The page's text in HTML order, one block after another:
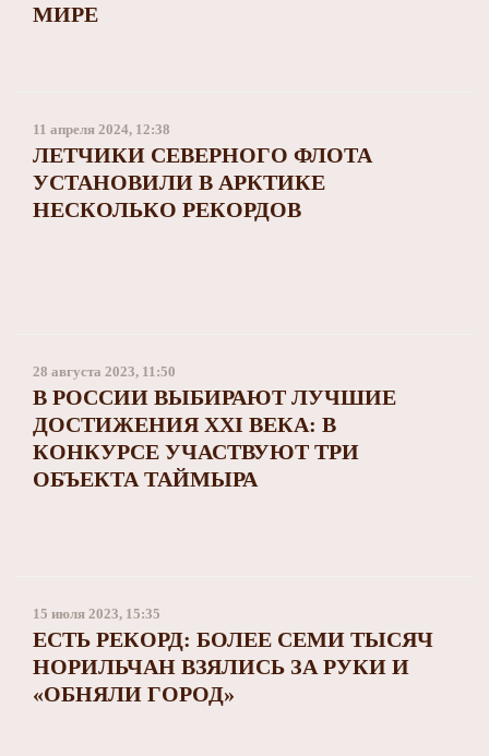
МИРЕ
11 апреля 2024, 12:38
ЛЕТЧИКИ СЕВЕРНОГО ФЛОТА
УСТАНОВИЛИ В АРКТИКЕ
НЕСКОЛЬКО РЕКОРДОВ
28 августа 2023, 11:50
В РОССИИ ВЫБИРАЮТ ЛУЧШИЕ
ДОСТИЖЕНИЯ XXI ВЕКА: В
КОНКУРСЕ УЧАСТВУЮТ ТРИ
ОБЪЕКТА ТАЙМЫРА
15 июля 2023, 15:35
ЕСТЬ РЕКОРД: БОЛЕЕ СЕМИ ТЫСЯЧ
НОРИЛЬЧАН ВЗЯЛИСЬ ЗА РУКИ И
«ОБНЯЛИ ГОРОД»